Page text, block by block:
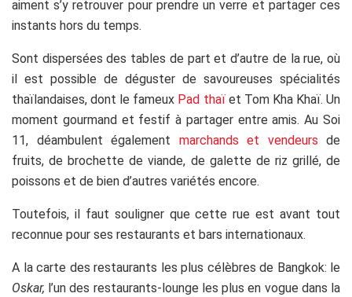
aiment s’y retrouver pour prendre un verre et partager ces
instants hors du temps.
Sont dispersées des tables de part et d’autre de la rue, où
il est possible de déguster de savoureuses spécialités
thaïlandaises, dont le fameux Pad thaïet Tom Kha Khaï. Un
moment gourmand et festif à partager entre amis. Au Soi
11, déambulent également marchands et vendeurs de
fruits, de brochette de viande, de galette de riz grillé, de
poissons et de bien d’autres variétés encore.
Toutefois, il faut souligner que cette rue est avant tout
reconnue pour ses restaurants et bars internationaux.
A la carte des restaurants les plus célèbres de Bangkok: le
Oskar, l’un des restaurants-lounge les plus en vogue dans la